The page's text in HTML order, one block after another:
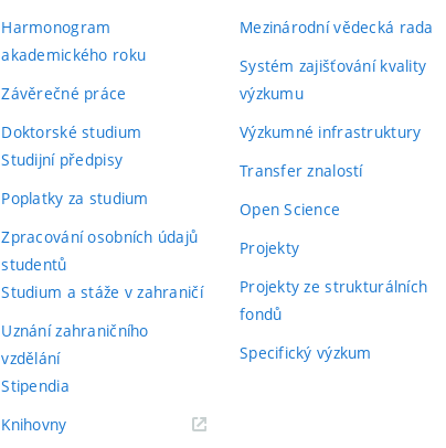
Harmonogram
akademického roku
Závěrečné práce
Doktorské studium
Studijní předpisy
Poplatky za studium
Zpracování osobních údajů
studentů
Studium a stáže v zahraničí
Uznání zahraničního
vzdělání
Stipendia
Knihovny(externí
Mezinárodní vědecká rada
Systém zajišťování kvality
výzkumu
Výzkumné infrastruktury
Transfer znalostí
Open Science
Projekty
Projekty ze strukturálních
fondů
Specifický výzkum